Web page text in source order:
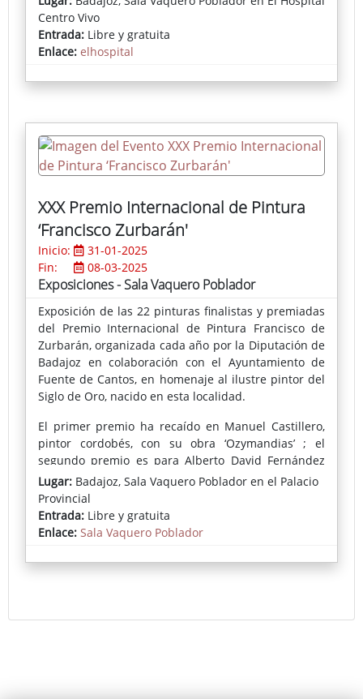
marca la personalidad de su obra.
El trabajo de Fernando Molero ha sido expuesto
principalmente en numerosos contextos de galerías
e instituciones en Europa y EE.UU tales como:
Art (Nueva York), Dumbo Art Festival (Nueva York),
Land Mark Gallery (Tarrytown, NY), Studio Maria
Mossens (Bruselas), Associated American Artists
(Nueva York), Art Miami SEFA (Miami), Batista
FA(Washington DC) , Knew Gallery (Washington DC),
Centro Nia´s (Washington DC), The Center Art
Fordham Gallery - Lincoln Center (Nueva York),
Katzen Arts Center (Washington DC), Hunter College
Gallery (Nueva York) Artur Ramon Contemporani
Holland Tunnel Gallery (Nueva York), Palau Robert
(Barcelona), James West Fine Art (Londres), L´avant
Musee (Paris) Galeria Fernando Magdalena (Vigo)
,Galeria Antonio de Barnola (Barcelona), Casa
Golferichs (Barcelona), entre otras.
Centro Vivo
Entrada: Libre y gratuita
Enlace: elhospital
XXX Premio Internacional de Pintura
‘Francisco Zurbarán'
Inicio:
31-01-2025
Fin:
08-03-2025
Exposiciones - Sala Vaquero Poblador
Exposición de las 22 pinturas finalistas y premiadas
del Premio Internacional de Pintura Francisco de
Zurbarán, organizada cada año por la Diputación de
Badajoz en colaboración con el Ayuntamiento de
Fuente de Cantos, en homenaje al ilustre pintor del
Siglo de Oro, nacido en esta localidad.
El primer premio ha recaído en Manuel Castillero,
pintor cordobés, con su obra ‘Ozymandias’ ; el
segundo premio es para Alberto David Fernández
por su ‘Paisaje humano (mujer hurdana)’; el tercero,
Domingo Martínez con ‘Doppelgänger: Cronofobia’; y
José Arnau Belén se ha alzado con el cuarto premio
al presentar ‘Composición’.
En cuanto al Premio del Jurado Popular, ha viajado
Lugar: Badajoz, Sala Vaquero Poblador en el Palacio
Provincial
Entrada: Libre y gratuita
Enlace: Sala Vaquero Poblador